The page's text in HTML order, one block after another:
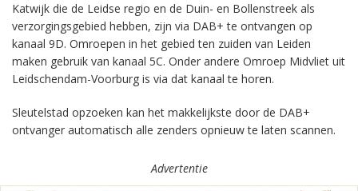
Katwijk die de Leidse regio en de Duin- en Bollenstreek als
verzorgingsgebied hebben, zijn via DAB+ te ontvangen op
kanaal 9D. Omroepen in het gebied ten zuiden van Leiden
maken gebruik van kanaal 5C. Onder andere Omroep Midvliet uit
Leidschendam-Voorburg is via dat kanaal te horen.
Sleutelstad opzoeken kan het makkelijkste door de DAB+
ontvanger automatisch alle zenders opnieuw te laten scannen.
Advertentie